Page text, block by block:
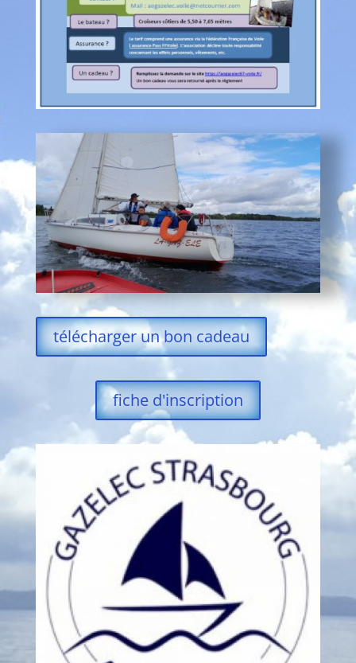
télécharger un bon cadeau
fiche d'inscription